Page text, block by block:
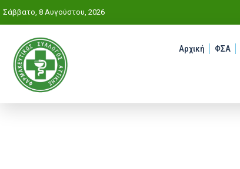
Σάββατο, 8 Αυγούστου, 2026
Αρχική ΦΣΑ